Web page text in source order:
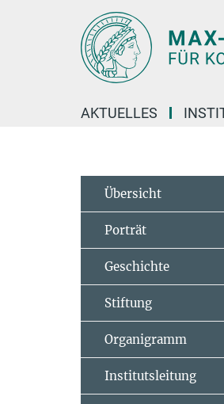
AKTUELLES
Übersicht
Porträt
Geschichte
Stiftung
Organigramm
Institutsleitung